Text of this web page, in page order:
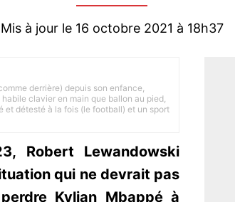
Mis à jour le 16 octobre 2021 à 18h37
derrière) depuis son enfance,
clavier en main que ballon au pied,
détesté à la fois (le football) et un sport
Robert Lewandowski
qui ne devrait pas
Kylian Mbappé à